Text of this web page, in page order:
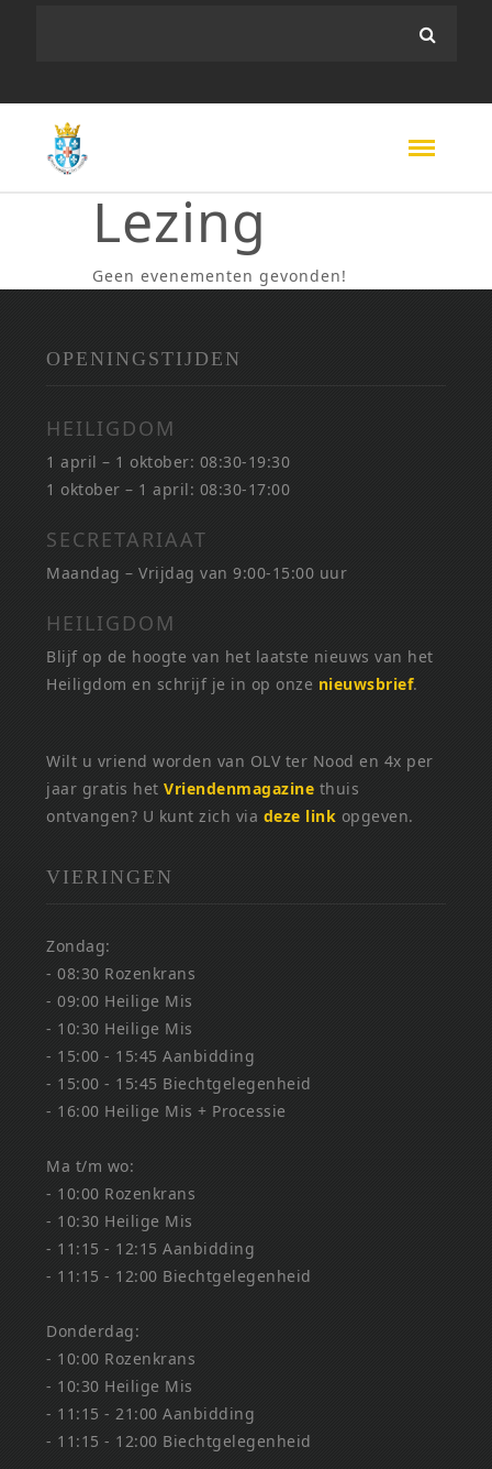
Lezing
Geen evenementen gevonden!
OPENINGSTIJDEN
HEILIGDOM
1 april – 1 oktober: 08:30-19:30
1 oktober – 1 april: 08:30-17:00
SECRETARIAAT
Maandag – Vrijdag van 9:00-15:00 uur
HEILIGDOM
Blijf op de hoogte van het laatste nieuws van het
Heiligdom en schrijf je in op onze nieuwsbrief.
Wilt u vriend worden van OLV ter Nood en 4x per
jaar gratis hetVriendenmagazine thuis
ontvangen? U kunt zich via deze link opgeven.
VIERINGEN
Zondag:
- 08:30 Rozenkrans
- 09:00 Heilige Mis
- 10:30 Heilige Mis
- 15:00 - 15:45 Aanbidding
- 15:00 - 15:45 Biechtgelegenheid
- 16:00 Heilige Mis + Processie
Ma t/m wo:
- 10:00 Rozenkrans
- 10:30 Heilige Mis
- 11:15 - 12:15 Aanbidding
- 11:15 - 12:00 Biechtgelegenheid
Donderdag:
- 10:00 Rozenkrans
- 10:30 Heilige Mis
- 11:15 - 21:00 Aanbidding
- 11:15 - 12:00 Biechtgelegenheid